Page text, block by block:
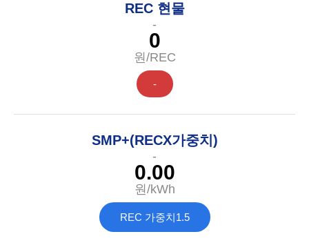
REC 현물
-
0
원/REC
-
SMP+(RECX가중치)
-
0.00
원/kWh
REC 가중치1.5